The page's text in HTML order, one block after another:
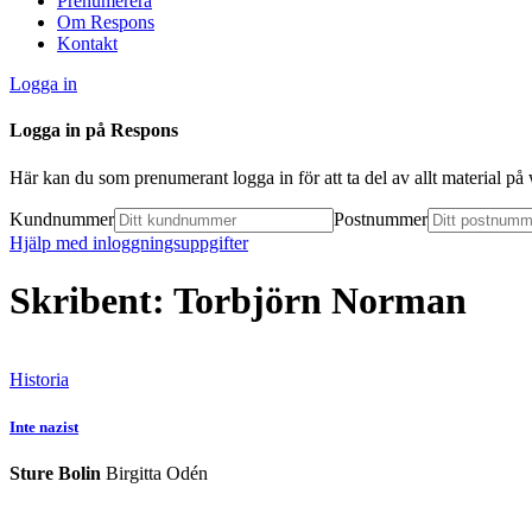
Om Respons
Kontakt
Logga in
Logga in på Respons
Här kan du som prenumerant logga in för att ta del av allt material på
Kundnummer
Postnummer
Hjälp med inloggningsuppgifter
Skribent: Torbjörn Norman
Historia
Inte nazist
Sture Bolin Birgitta Odén